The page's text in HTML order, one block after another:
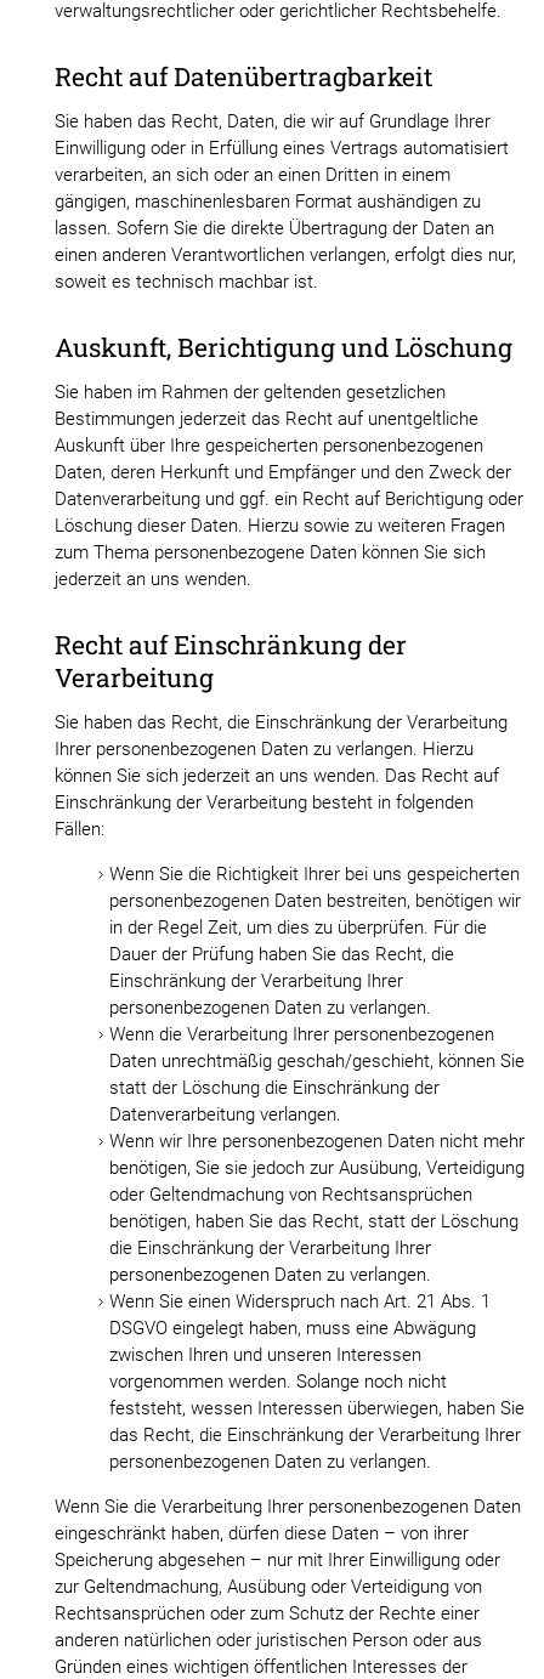
verwaltungsrechtlicher oder gerichtlicher Rechtsbehelfe.
Recht auf Datenübertragbarkeit
Sie haben das Recht, Daten, die wir auf Grundlage Ihrer
Einwilligung oder in Erfüllung eines Vertrags automatisiert
verarbeiten, an sich oder an einen Dritten in einem
gängigen, maschinenlesbaren Format aushändigen zu
lassen. Sofern Sie die direkte Übertragung der Daten an
einen anderen Verantwortlichen verlangen, erfolgt dies nur,
soweit es technisch machbar ist.
Auskunft, Berichtigung und Löschung
Sie haben im Rahmen der geltenden gesetzlichen
Bestimmungen jederzeit das Recht auf unentgeltliche
Auskunft über Ihre gespeicherten personenbezogenen
Daten, deren Herkunft und Empfänger und den Zweck der
Datenverarbeitung und ggf. ein Recht auf Berichtigung oder
Löschung dieser Daten. Hierzu sowie zu weiteren Fragen
zum Thema personenbezogene Daten können Sie sich
jederzeit an uns wenden.
Recht auf Einschränkung der
Verarbeitung
Sie haben das Recht, die Einschränkung der Verarbeitung
Ihrer personenbezogenen Daten zu verlangen. Hierzu
können Sie sich jederzeit an uns wenden. Das Recht auf
Einschränkung der Verarbeitung besteht in folgenden
Fällen:
Wenn Sie die Richtigkeit Ihrer bei uns gespeicherten
personenbezogenen Daten bestreiten, benötigen wir
in der Regel Zeit, um dies zu überprüfen. Für die
Dauer der Prüfung haben Sie das Recht, die
Einschränkung der Verarbeitung Ihrer
personenbezogenen Daten zu verlangen.
Wenn die Verarbeitung Ihrer personenbezogenen
Daten unrechtmäßig geschah/geschieht, können Sie
statt der Löschung die Einschränkung der
Datenverarbeitung verlangen.
Wenn wir Ihre personenbezogenen Daten nicht mehr
benötigen, Sie sie jedoch zur Ausübung, Verteidigung
oder Geltendmachung von Rechtsansprüchen
benötigen, haben Sie das Recht, statt der Löschung
die Einschränkung der Verarbeitung Ihrer
personenbezogenen Daten zu verlangen.
Wenn Sie einen Widerspruch nach Art. 21 Abs. 1
DSGVO eingelegt haben, muss eine Abwägung
zwischen Ihren und unseren Interessen
vorgenommen werden. Solange noch nicht
feststeht, wessen Interessen überwiegen, haben Sie
das Recht, die Einschränkung der Verarbeitung Ihrer
personenbezogenen Daten zu verlangen.
Wenn Sie die Verarbeitung Ihrer personenbezogenen Daten
eingeschränkt haben, dürfen diese Daten – von ihrer
Speicherung abgesehen – nur mit Ihrer Einwilligung oder
zur Geltendmachung, Ausübung oder Verteidigung von
Rechtsansprüchen oder zum Schutz der Rechte einer
anderen natürlichen oder juristischen Person oder aus
Gründen eines wichtigen öffentlichen Interesses der